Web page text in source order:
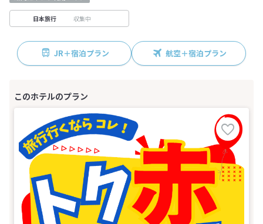
日本旅行 収集中
JR＋宿泊プラン 航空＋宿泊プラン